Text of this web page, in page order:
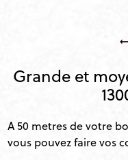
Grande et
A 50 metres de votre
vous pouvez faire vos